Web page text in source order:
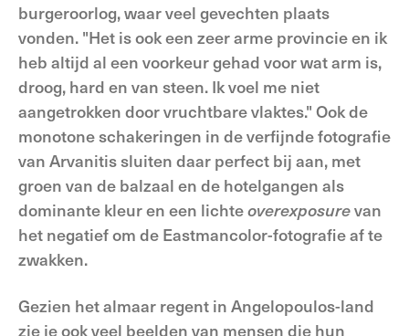
burgeroorlog, waar veel gevechten plaats
vonden. "Het is ook een zeer arme provincie en ik
heb altijd al een voorkeur gehad voor wat arm is,
droog, hard en van steen. Ik voel me niet
aangetrokken door vruchtbare vlaktes." Ook de
monotone schakeringen in de verfijnde fotografie
van Arvanitis sluiten daar perfect bij aan, met
groen van de balzaal en de hotelgangen als
dominante kleur en een lichteoverexposurevan
het negatief om de Eastmancolor-fotografie af te
zwakken.
Gezien het almaar regent in Angelopoulos-land
zie je ook veel beelden van mensen die hun